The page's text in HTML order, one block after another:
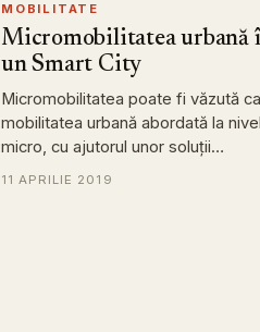
MOBILITATE
Micromobilitatea urbană
un Smart City
Micromobilitatea poate fi văzută
mobilitatea urbană abordată la nivel
micro, cu ajutorul unor soluții…
11 APRILIE 2019